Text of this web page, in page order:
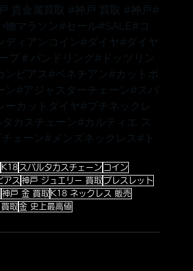
貴金属買取 #神戸 買取 #神戸#
物マラソン#セール#SALE#コ
ディアンコイン#ダイヤ#ダイヤ
プ ＃バンドリング#ドッツリン
ンピアス #ベネチアン#カットボ
ン#アジャスターチェーン#スパ
ーカットダイヤ#プチネックレ
カスチェーン#カルティエ
ス
ェーン#メンズネックレス #ト
K18 スパルタカスチェーン コイン
アス 神戸 ジュエリー 買取 ブレスレット
神戸 金 買取 K18 ネックレス 販売
取 金 史上最高値